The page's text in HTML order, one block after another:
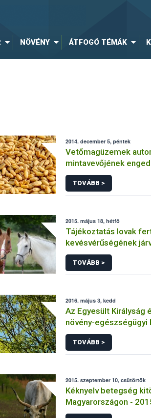
NÖVÉNY ÁTFOGÓ TÉMÁK
2014. december 5, péntek
Vetőmagüzemek
mintavevőjének
TOVÁBB >
2015. május 18, hétfő
Tájékoztatás lovak
kevésvérűségének
helyzetéről
TOVÁBB >
2016. május 3, kedd
Az Egyesült Királyság
növény-
vezetett be kőris
faanyagra a Chalara fraxinea nevű
kórokozó
TOVÁBB >
2015. szeptember 10, csütörtök
Kéknyelv betegség
Magyarországon -